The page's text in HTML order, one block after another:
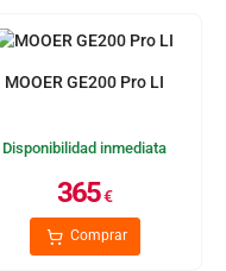
MOOER GE200 Pro LI
Disponibilidad inmediata
365€
Comprar